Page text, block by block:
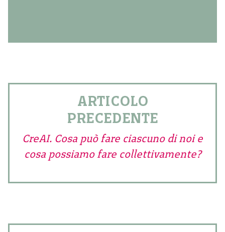
ARTICOLO
PRECEDENTE
CreAI. Cosa può fare ciascuno di noi e
cosa possiamo fare collettivamente?